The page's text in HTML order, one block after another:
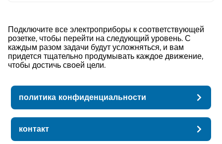
Подключите все электроприборы к соответствующей
розетке, чтобы перейти на следующий уровень. С
каждым разом задачи будут усложняться, и вам
придется тщательно продумывать каждое движение,
чтобы достичь своей цели.
политика конфиденциальности
контакт